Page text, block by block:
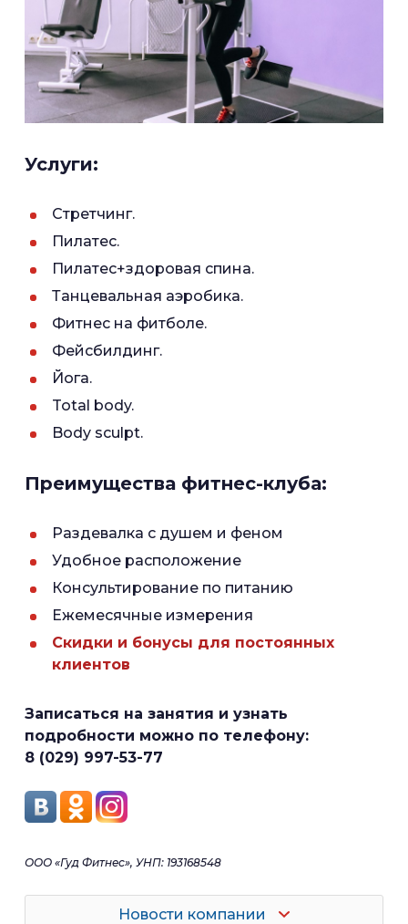
Услуги:
Стретчинг.
Пилатес.
Пилатес+здоровая спина.
Танцевальная аэробика.
Фитнес на фитболе.
Фейсбилдинг.
Йога.
Total body.
Body sculpt.
Преимущества фитнес-клуба:
Раздевалка с душем и феном
Удобное расположение
Консультирование по питанию
Ежемесячные измерения
Скидки и бонусы для постоянных
клиентов
Записаться на занятия и узнать
подробности можно по телефону:
8 (029) 997-53-77
ООО «Гуд Фитнес», УНП: 193168548
Новости компании